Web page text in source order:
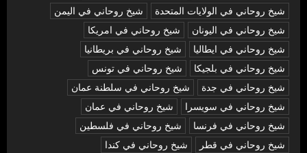
شيخ روحاني في الولايات المتحدة
شيخ روحاني في اليمن
شيخ روحاني في اليونان
شيخ روحاني في امريكا
شيخ روحاني في ايطاليا
شيخ روحاني في بريطانيا
شيخ روحاني في بلجيكا
شيخ روحاني في تونس
شيخ روحاني في جدة
شيخ روحاني في سلطنة عمان
شيخ روحاني في سويسرا
شيخ روحاني في عمان
شيخ روحاني في فرنسا
شيخ روحاني في فلسطين
شيخ روحاني في قطر
شيخ روحاني في كندا